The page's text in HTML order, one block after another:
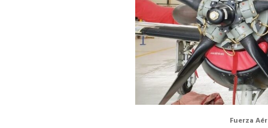
Fuerza